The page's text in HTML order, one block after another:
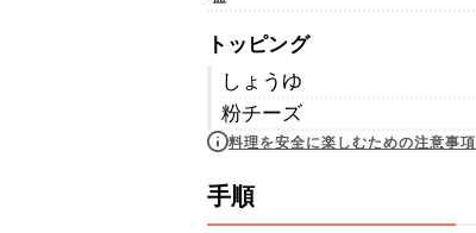
トッピング
しょうゆ
粉チーズ
料理を安全に楽しむための注意事項
手順